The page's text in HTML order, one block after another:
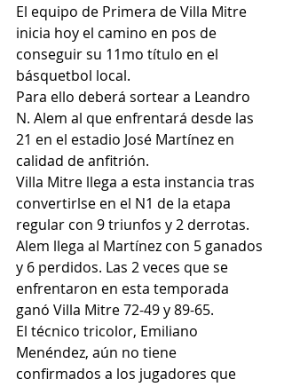
El equipo de Primera de Villa Mitre
inicia hoy el camino en pos de
conseguir su 11mo título en el
básquetbol local.
Para ello deberá sortear a Leandro
N. Alem al que enfrentará desde las
21 en el estadio José Martínez en
calidad de anfitrión.
Villa Mitre llega a esta instancia tras
convertirlse en el N1 de la etapa
regular con 9 triunfos y 2 derrotas.
Alem llega al Martínez con 5 ganados
y 6 perdidos. Las 2 veces que se
enfrentaron en esta temporada
ganó Villa Mitre 72-49 y 89-65.
El técnico tricolor, Emiliano
Menéndez, aún no tiene
confirmados a los jugadores que